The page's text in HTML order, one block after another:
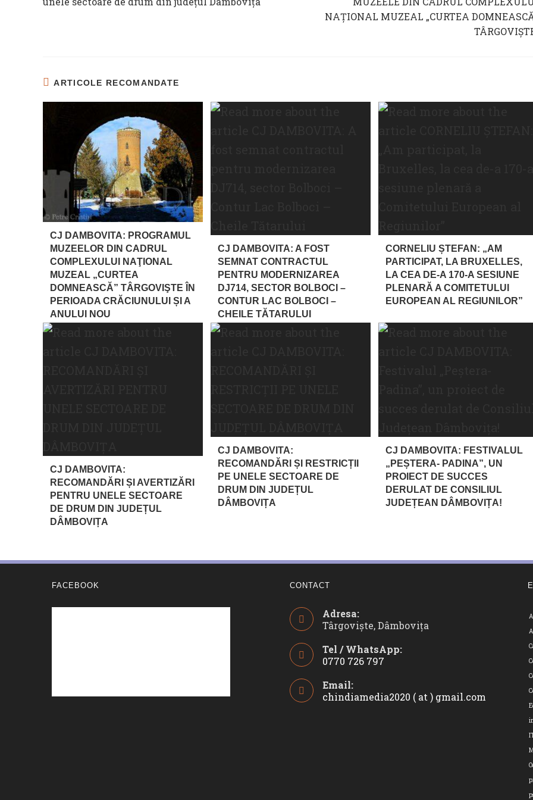
NAŢIONAL MUZEAL „CURTEA
ARTICOLE RECOMANDATE
CJ DAMBOVITA: PROGRAMUL
MUZEELOR DIN CADRUL
COMPLEXULUI NAŢIONAL
MUZEAL „CURTEA
DOMNEASCĂ” TÂRGOVIŞTE ÎN
PERIOADA CRĂCIUNULUI ȘI A
ANULUI NOU
CJ DAMBOVITA: A FOST
SEMNAT CONTRACTUL
PENTRU MODERNIZAREA
DJ714, SECTOR BOLBOCI –
CONTUR LAC BOLBOCI –
CHEILE TĂTARULUI
CORNELIU ȘTEFAN: „AM
PARTICIPAT, LA BRUXELLES,
LA CEA DE-A 170-A SESIUNE
PLENARĂ A COMITETULUI
EUROPEAN AL REGIUNILOR”
CJ DAMBOVITA:
RECOMANDĂRI ȘI AVERTIZĂRI
PENTRU UNELE SECTOARE
DE DRUM DIN JUDEȚUL
DÂMBOVIȚA
CJ DAMBOVITA:
RECOMANDĂRI ȘI RESTRICȚII
PE UNELE SECTOARE DE
DRUM DIN JUDEȚUL
DÂMBOVIȚA
CJ DAMBOVITA: FESTIVALUL
„PEȘTERA- PADINA”, UN
PROIECT DE SUCCES
DERULAT DE CONSILIUL
JUDEȚEAN DÂMBOVIȚA!
FACEBOOK CONTACT
Adresa:
Târgoviște, Dâmbovița
Tel / WhatsApp:
0770 726 797
in
your
Email:
chindiamedia2020 ( at ) gmail.com